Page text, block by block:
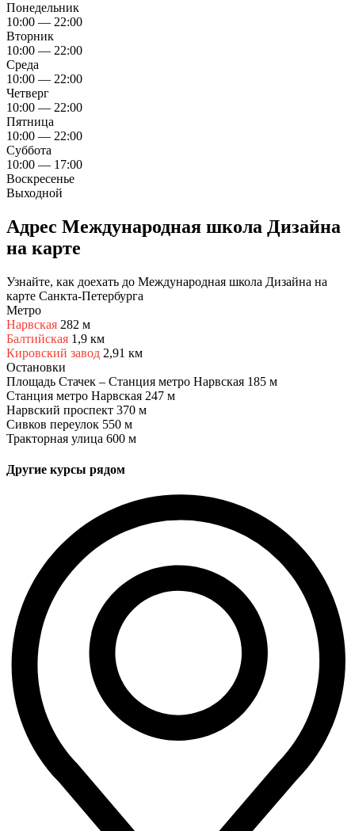
Понедельник
10:00 — 22:00
Вторник
10:00 — 22:00
Среда
10:00 — 22:00
Четверг
10:00 — 22:00
Пятница
10:00 — 22:00
Суббота
10:00 — 17:00
Воскресенье
Выходной
Адрес Международная школа Дизайна
на карте
Узнайте, как доехать до Международная школа Дизайна на
карте Санкта-Петербурга
Метро
Нарвская 282 м
Балтийская 1,9 км
Кировский завод 2,91 км
Остановки
Площадь Стачек – Станция метро Нарвская 185 м
Станция метро Нарвская 247 м
Нарвский проспект 370 м
Сивков переулок 550 м
Тракторная улица 600 м
Другие курсы рядом